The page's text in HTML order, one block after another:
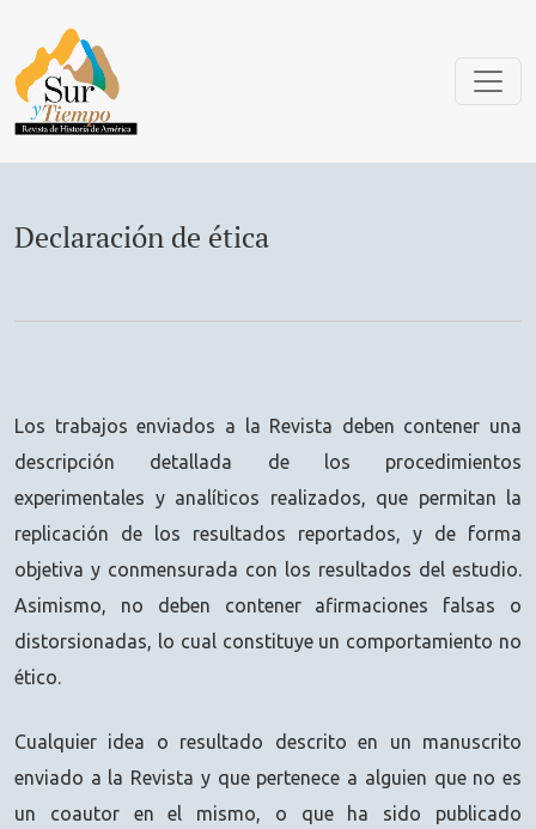
Declaración de ética
Los trabajos enviados a la Revista deben contener una
descripción detallada de los procedimientos
experimentales y analíticos realizados, que permitan la
replicación de los resultados reportados, y de forma
objetiva y conmensurada con los resultados del estudio.
Asimismo, no deben contener afirmaciones falsas o
distorsionadas, lo cual constituye un comportamiento no
ético.
Cualquier idea o resultado descrito en un manuscrito
enviado a la Revista y que pertenece a alguien que no es
un coautor en el mismo, o que ha sido publicado